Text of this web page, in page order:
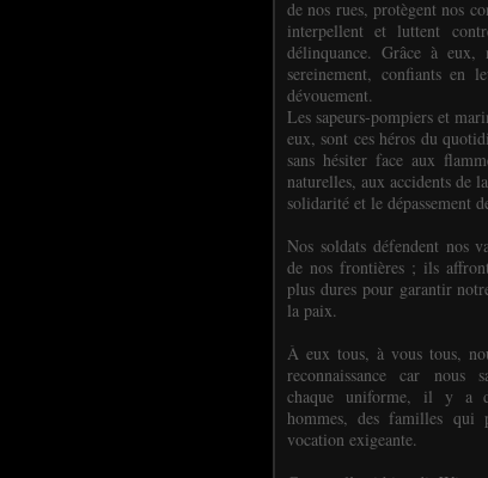
de nos rues, protègent nos
interpellent et luttent
délinquance. Grâce à eux,
sereinement, confiants en
dévouement.
Les sapeurs-pompiers et
eux, sont ces héros du
sans hésiter face aux
naturelles, aux accidents de
solidarité et le dépassement
Nos soldats défendent nos
de nos frontières ; ils
plus dures pour garantir
la paix.
À eux tous, à vous tous,
reconnaissance car nous
chaque uniforme, il y a
hommes, des familles qui
vocation exigeante.